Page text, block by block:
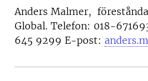
Anders Malmer, f
Global. Telefon: 018-
645 9299 E-post: